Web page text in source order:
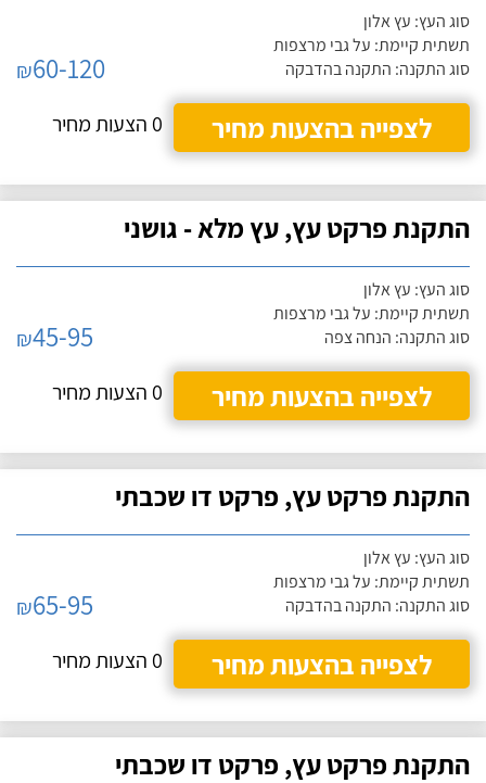
סוג העץ: עץ אלון
תשתית קיימת: על גבי מרצפות
סוג התקנה: התקנה בהדבקה
₪60-120
לצפייה בהצעות מחיר
0 הצעות מחיר
התקנת פרקט עץ, עץ מלא - גושני
סוג העץ: עץ אלון
תשתית קיימת: על גבי מרצפות
סוג התקנה: הנחה צפה
₪45-95
לצפייה בהצעות מחיר
0 הצעות מחיר
התקנת פרקט עץ, פרקט דו שכבתי
סוג העץ: עץ אלון
תשתית קיימת: על גבי מרצפות
סוג התקנה: התקנה בהדבקה
₪65-95
לצפייה בהצעות מחיר
0 הצעות מחיר
התקנת פרקט עץ, פרקט דו שכבתי